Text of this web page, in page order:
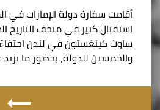
أقامت سفارة دولة الإمارات في
استقبال كبير في متحف
ساوث كينغستون في لندن احتفاءً
والخمسين للدولة، بحضور ما يزيد عن 500 من